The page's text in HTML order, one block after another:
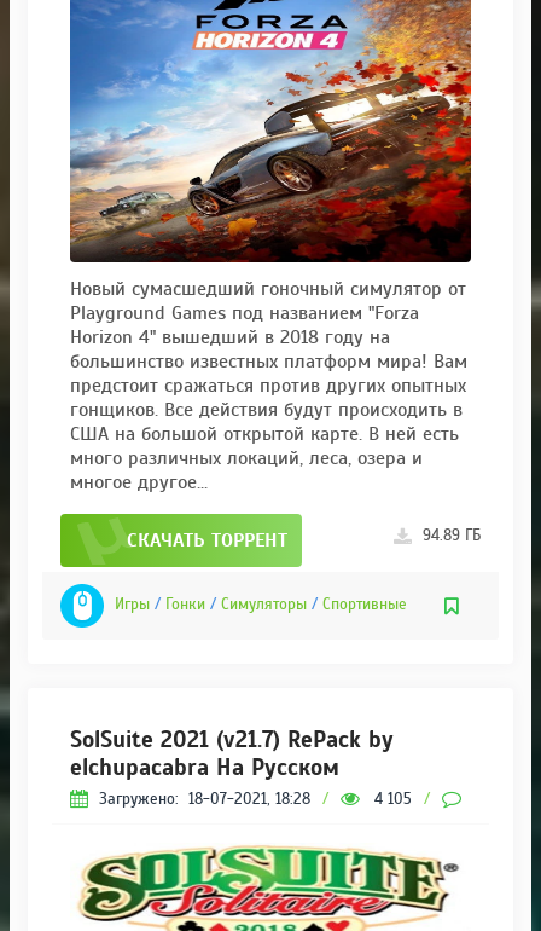
Новый сумасшедший гоночный симулятор от
Playground Games под названием "Forza
Horizon 4" вышедший в 2018 году на
большинство известных платформ мира! Вам
предстоит сражаться против других опытных
гонщиков. Все действия будут происходить в
США на большой открытой карте. В ней есть
много различных локаций, леса, озера и
многое другое...
СКАЧАТЬ ТОРРЕНТ 94.89 ГБ
Игры / Гонки / Симуляторы / Спортивные
SolSuite 2021 (v21.7) RePack by
elchupacabra На Русском
Загружено: 18-07-2021, 18:28 / 4 105 /